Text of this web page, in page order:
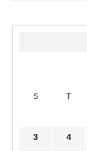
S T
3 4